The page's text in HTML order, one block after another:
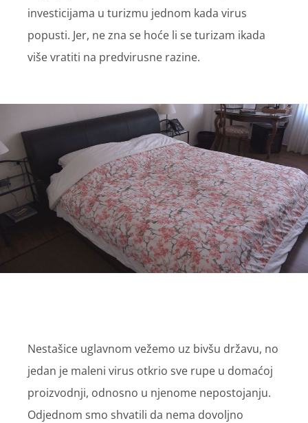
investicijama u turizmu jednom kada virus
popusti. Jer, ne zna se hoće li se turizam ikada
više vratiti na predvirusne razine.
Nestašice uglavnom vežemo uz bivšu državu, no
jedan je maleni virus otkrio sve rupe u domaćoj
proizvodnji, odnosno u njenome nepostojanju.
Odjednom smo shvatili da nema dovoljno